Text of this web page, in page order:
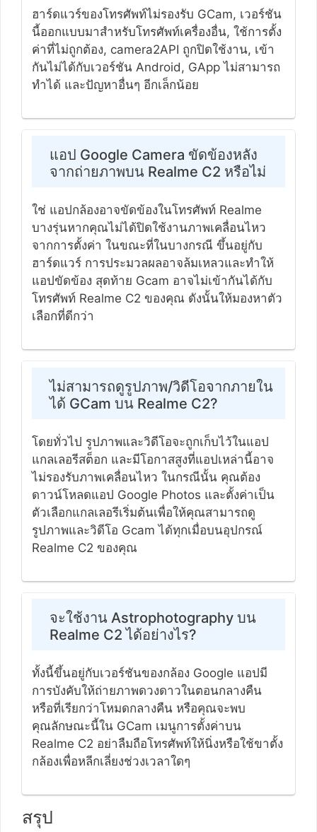
ฮาร์ดแวร์ของโทรศัพท์ไม่รองรับ GCam, เวอร์ชัน
นี้ออกแบบมาสำหรับโทรศัพท์เครื่องอื่น, ใช้การตั้ง
ค่าที่ไม่ถูกต้อง, camera2API ถูกปิดใช้งาน, เข้า
กันไม่ได้กับเวอร์ชัน Android, GApp ไม่สามารถ
ทำได้ และปัญหาอื่นๆ อีกเล็กน้อย
แอป Google Camera ขัดข้องหลัง
จากถ่ายภาพบน Realme C2 หรือไม่
ใช่ แอปกล้องอาจขัดข้องในโทรศัพท์ Realme
บางรุ่นหากคุณไม่ได้ปิดใช้งานภาพเคลื่อนไหว
จากการตั้งค่า ในขณะที่ในบางกรณี ขึ้นอยู่กับ
ฮาร์ดแวร์ การประมวลผลอาจล้มเหลวและทำให้
แอปขัดข้อง สุดท้าย Gcam อาจไม่เข้ากันได้กับ
โทรศัพท์ Realme C2 ของคุณ ดังนั้นให้มองหาตัว
เลือกที่ดีกว่า
ไม่สามารถดูรูปภาพ/วิดีโอจากภายใน
ได้ GCam บน Realme C2?
โดยทั่วไป รูปภาพและวิดีโอจะถูกเก็บไว้ในแอป
แกลเลอรีสต็อก และมีโอกาสสูงที่แอปเหล่านี้อาจ
ไม่รองรับภาพเคลื่อนไหว ในกรณีนั้น คุณต้อง
ดาวน์โหลดแอป Google Photos และตั้งค่าเป็น
ตัวเลือกแกลเลอรีเริ่มต้นเพื่อให้คุณสามารถดู
รูปภาพและวิดีโอ Gcam ได้ทุกเมื่อบนอุปกรณ์
Realme C2 ของคุณ
จะใช้งาน Astrophotography บน
Realme C2 ได้อย่างไร?
ทั้งนี้ขึ้นอยู่กับเวอร์ชันของกล้อง Google แอปมี
การบังคับให้ถ่ายภาพดวงดาวในตอนกลางคืน
หรือที่เรียกว่าโหมดกลางคืน หรือคุณจะพบ
คุณลักษณะนี้ใน GCam เมนูการตั้งค่าบน
Realme C2 อย่าลืมถือโทรศัพท์ให้นิ่งหรือใช้ขาตั้ง
กล้องเพื่อหลีกเลี่ยงช่วงเวลาใดๆ
สรุป